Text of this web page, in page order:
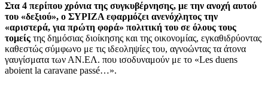
Στα 4 περίπου χρόνια της συγκυβέρνησης, με την ανοχή αυτού
του «δεξιού», ο ΣΥΡΙΖΑ εφαρμόζει ανενόχλητος την
«αριστερά, για πρώτη φορά» πολιτική του σε όλους τους
τομείς της δημόσιας διοίκησης και της οικονομίας, εγκαθιδρύοντας
καθεστώς σύμφωνο με τις ιδεοληψίες του, αγνοώντας τα άτονα
γαυγίσματα των ΑΝ.ΕΛ. που ισοδυναμούν με το «Les duens
aboient la caravane passé…».